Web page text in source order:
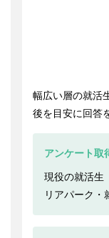
幅広い層の就活
後を目安に回答
アンケート取
現役の就活生
リアパーク・